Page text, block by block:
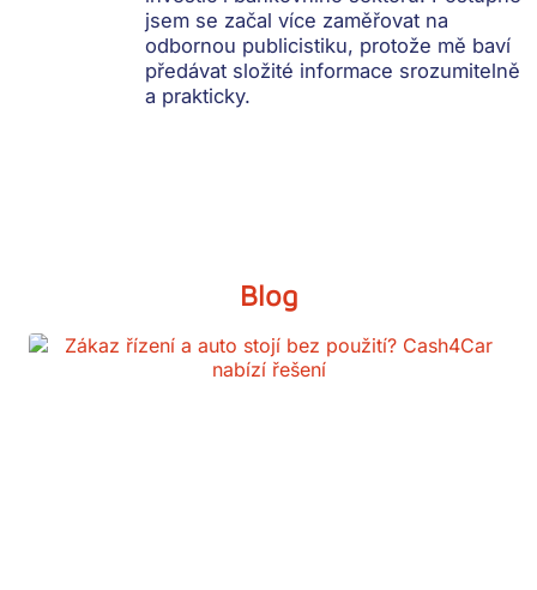
jsem se začal více zaměřovat na
odbornou publicistiku, protože mě baví
předávat složité informace srozumitelně
a prakticky.
Blog